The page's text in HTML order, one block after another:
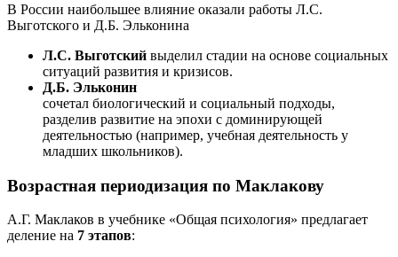
В России наибольшее влияние оказали работы Л.С.
Выготского и Д.Б. Эльконина
Л.С. Выготский выделил стадии на основе социальных
ситуаций развития и кризисов.
Д.Б. Эльконин
сочетал биологический и социальный подходы,
разделив развитие на эпохи с доминирующей
деятельностью (например, учебная деятельность у
младших школьников).
Возрастная периодизация по Маклакову
А.Г. Маклаков в учебнике «Общая психология» предлагает
деление на 7 этапов: